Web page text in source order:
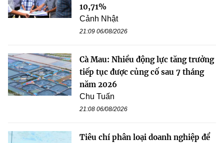
10,71%
Cảnh Nhật
21:09 06/08/2026
Cà Mau: Nhiều động lực tăng trưởng
tiếp tục được củng cố sau 7 tháng
năm 2026
Chu Tuấn
21:08 06/08/2026
Tiêu chí phân loại doanh nghiệp để